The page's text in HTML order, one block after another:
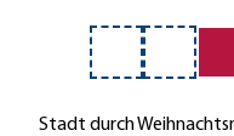
Merkzettel
Suche
Saison-Tipp:
Im
maritimen Flair an der
Stadt durch